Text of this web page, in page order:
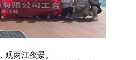
两江夜景。